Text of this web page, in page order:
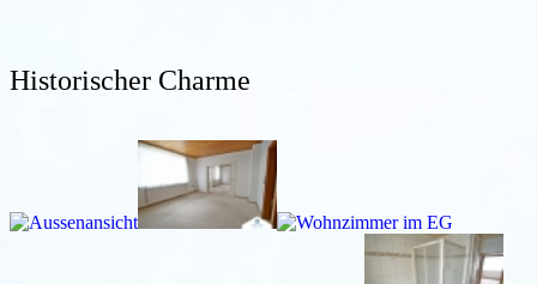
Historischer Charme